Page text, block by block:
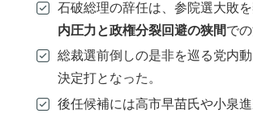
石破総理の辞任は、参院選大敗
内圧力と政権分裂回避の狭間での
総裁選前倒しの是非を巡る党内
決定打となった。
後任候補には高市早苗氏や小泉